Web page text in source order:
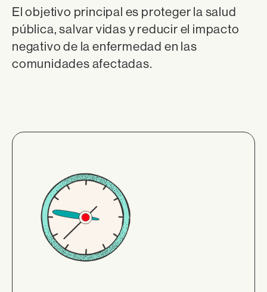
El objetivo principal es proteger la salud
pública, salvar vidas y reducir el impacto
negativo de la enfermedad en las
comunidades afectadas.